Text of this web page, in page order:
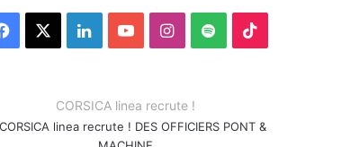
Facebook LinkedinYouTubeInstagram
SpotifyTikTok
CORSICA linea recrute !